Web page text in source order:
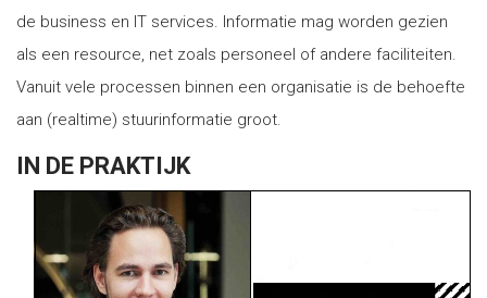
de business en IT services. Informatie mag worden gezien
als een resource, net zoals personeel of andere faciliteiten.
Vanuit vele processen binnen een organisatie is de behoefte
aan (realtime) stuurinformatie groot.
IN DE PRAKTIJK